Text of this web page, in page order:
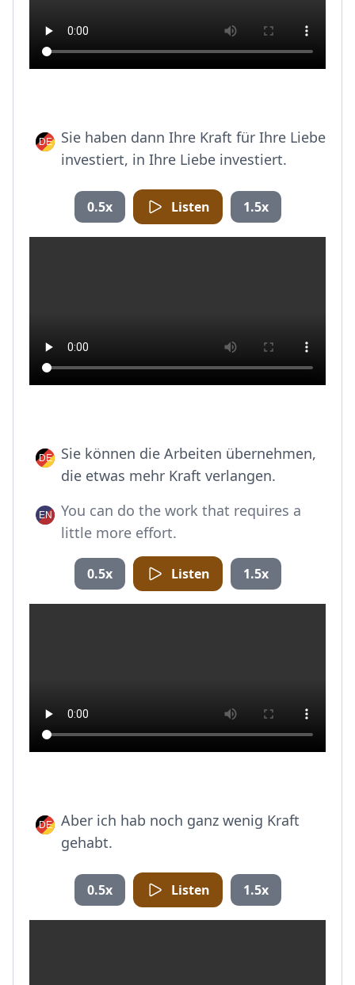
Sie haben dann Ihre Kraft für Ihre Liebe
investiert, in Ihre Liebe investiert.
0.5x Listen 1.5x
Sie können die Arbeiten übernehmen,
die etwas mehr Kraft verlangen.
You can do the work that requires a
little more effort.
0.5x Listen 1.5x
Aber ich hab noch ganz wenig Kraft
gehabt.
0.5x Listen 1.5x